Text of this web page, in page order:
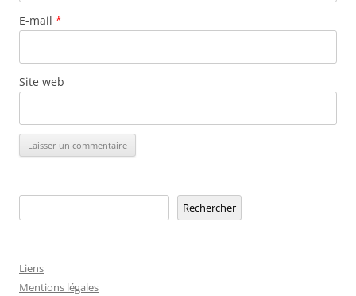
E-mail *
Site web
Rechercher
Liens
Mentions légales